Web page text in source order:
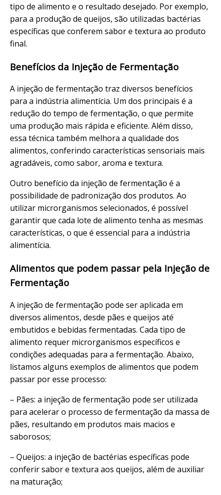
tipo de alimento e o resultado desejado. Por exemplo,
para a produção de queijos, são utilizadas bactérias
específicas que conferem sabor e textura ao produto
final.
Benefícios da Injeção de Fermentação
A injeção de fermentação traz diversos benefícios
para a indústria alimentícia. Um dos principais é a
redução do tempo de fermentação, o que permite
uma produção mais rápida e eficiente. Além disso,
essa técnica também melhora a qualidade dos
alimentos, conferindo características sensoriais mais
agradáveis, como sabor, aroma e textura.
Outro benefício da injeção de fermentação é a
possibilidade de padronização dos produtos. Ao
utilizar microrganismos selecionados, é possível
garantir que cada lote de alimento tenha as mesmas
características, o que é essencial para a indústria
alimentícia.
Alimentos que podem passar pela Injeção de
Fermentação
A injeção de fermentação pode ser aplicada em
diversos alimentos, desde pães e queijos até
embutidos e bebidas fermentadas. Cada tipo de
alimento requer microrganismos específicos e
condições adequadas para a fermentação. Abaixo,
listamos alguns exemplos de alimentos que podem
passar por esse processo:
– Pães: a injeção de fermentação pode ser utilizada
para acelerar o processo de fermentação da massa de
pães, resultando em produtos mais macios e
saborosos;
– Queijos: a injeção de bactérias específicas pode
conferir sabor e textura aos queijos, além de auxiliar
na maturação;